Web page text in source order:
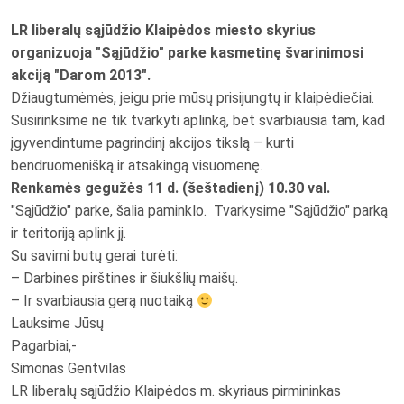
LR liberalų sąjūdžio Klaipėdos miesto skyrius
organizuoja "Sąjūdžio" parke kasmetinę švarinimosi
akciją "Darom 2013".
Džiaugtumėmės, jeigu prie mūsų prisijungtų ir klaipėdiečiai.
Susirinksime ne tik tvarkyti aplinką, bet svarbiausia tam, kad
įgyvendintume pagrindinį akcijos tikslą – kurti
bendruomenišką ir atsakingą visuomenę.
Renkamės gegužės 11 d. (šeštadienį) 10.30 val.
"Sąjūdžio" parke, šalia paminklo. Tvarkysime "Sąjūdžio" parką
ir teritoriją aplink jį.
Su savimi butų gerai turėti:
– Darbines pirštines ir šiukšlių maišų.
– Ir svarbiausia gerą nuotaiką
Lauksime Jūsų
Pagarbiai,-
Simonas Gentvilas
LR liberalų sąjūdžio Klaipėdos m. skyriaus pirmininkas